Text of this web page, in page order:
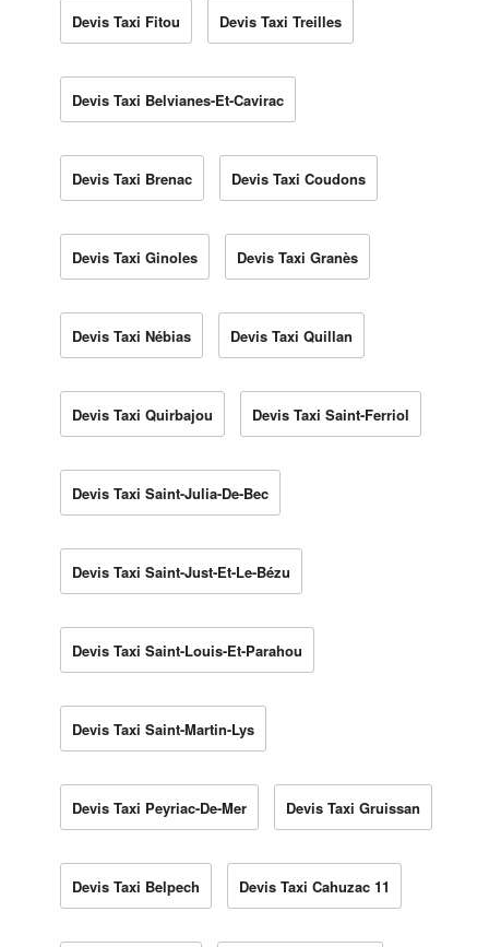
Devis Taxi Fitou Devis Taxi Treilles
Devis Taxi Belvianes-Et-Cavirac
Devis Taxi Brenac Devis Taxi Coudons
Devis Taxi Ginoles Devis Taxi Granès
Devis Taxi Nébias Devis Taxi Quillan
Devis Taxi Quirbajou Devis Taxi Saint-Ferriol
Devis Taxi Saint-Julia-De-Bec
Devis Taxi Saint-Just-Et-Le-Bézu
Devis Taxi Saint-Louis-Et-Parahou
Devis Taxi Saint-Martin-Lys
Devis Taxi Peyriac-De-Mer Devis Taxi Gruissan
Devis Taxi Belpech Devis Taxi Cahuzac 11